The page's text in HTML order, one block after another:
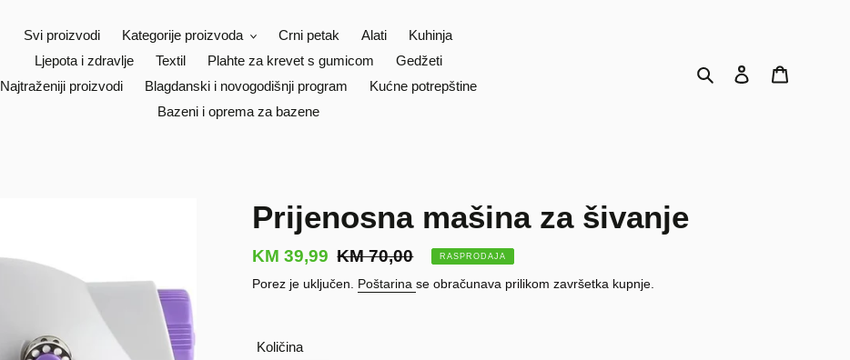
Svi proizvodi Kategorije proizvoda Crni petak Alati
Kuhinja
Ljepota i zdravlje
Textil Plahte za krevet s gumicom
Gedžeti
Najtraženiji proizvodi
Blagdanski i novogodišnji program
Kućne potrepštine
Bazeni i oprema za bazene
Traži Prijava
Prijenosna mašina za šivanje
Prodajna
cijena
KM 39,99 Redovna
cijena
KM 70,00 RASPRODAJA
Porez je uključen. Poštarina se obračunava prilikom završetka kupnje.
Količina